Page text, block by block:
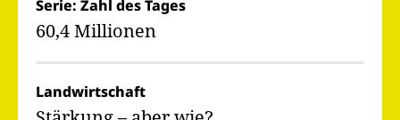
Serie: Zahl des Tages
60,4 Millionen
Landwirtschaft